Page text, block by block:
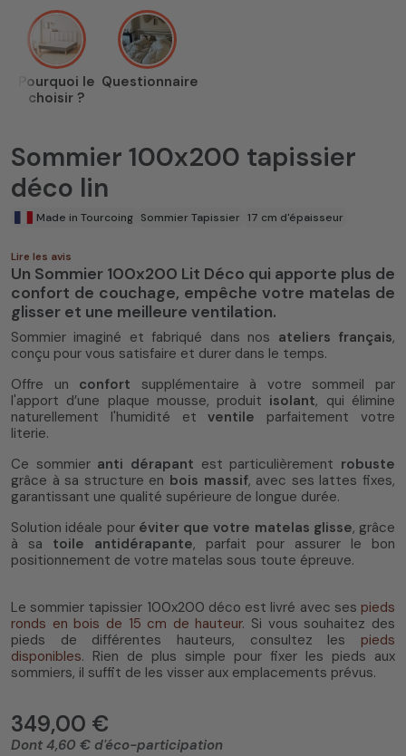
Pourquoi le
choisir ?
Questionnaire
Sommier 100x200 tapissier
déco lin
Made in Tourcoing Sommier Tapissier 17 cm d'épaisseur
Lire les avis
Un Sommier 100x200 Lit Déco qui apporte plus de
confort de couchage, empêche votre matelas de
glisser et une meilleure ventilation.
Sommier imaginé et fabriqué dans nos ateliers français,
conçu pour vous satisfaire et durer dans le temps.
Offre un confort supplémentaire à votre sommeil par
l'apport d’une plaque mousse, produit isolant, qui élimine
naturellement l'humidité etventile parfaitement votre
literie.
Ce sommier anti dérapant est particulièrement robuste
grâce à sa structure en bois massif, avec ses lattes fixes,
garantissant une qualité supérieure de longue durée.
Solution idéale pour éviter que votre matelas glisse, grâce
à sa toile antidérapante, parfait pour assurer le bon
positionnement de votre matelas sous toute épreuve.
Le sommier tapissier 100x200 déco est livré avec ses pieds
ronds en bois de 15 cm de hauteur. Si vous souhaitez des
pieds de différentes hauteurs, consultez les pieds
disponibles. Rien de plus simple pour fixer les pieds aux
sommiers, il suffit de les visser aux emplacements prévus.
349,00 €
Dont 4,60 € d'éco-participation